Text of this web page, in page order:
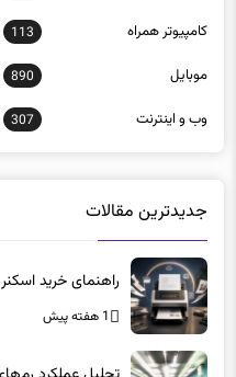
كامپيوتر همراه 113
موبايل 890
وب و اينترنت 307
جدیدترین مقالات
راهنمای خرید اسکنر
1 هفته پیش